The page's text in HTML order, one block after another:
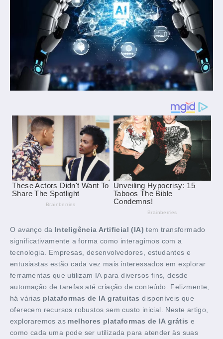
O avanço da Inteligência Artificial (IA) tem transformado
significativamente a forma como interagimos com a
tecnologia. Empresas, desenvolvedores, estudantes e
entusiastas estão cada vez mais interessados em explorar
ferramentas que utilizam IA para diversos fins, desde
automação de tarefas até criação de conteúdo. Felizmente,
há várias plataformas de IA gratuitas disponíveis que
oferecem recursos robustos sem custo inicial. Neste artigo,
exploraremos as melhores plataformas de IA grátis e
como cada uma pode ser utilizada para atender às suas